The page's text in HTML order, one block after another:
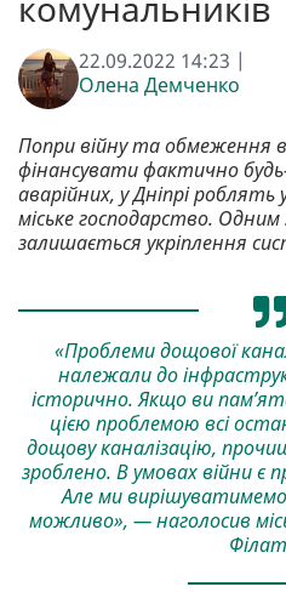
22.09.2022 14:23 |
Олена Демченко
Попри війну та обмеження
фінансувати фактично
аварійних, у Дніпрі роблять
міське господарство.
залишається укріплення
«Проблеми дощової
належали до
історично. Якщо ви
цією проблемою всі
дощову каналізацію,
зроблено. В умовах війни є
Але ми
можливо», — наголосив